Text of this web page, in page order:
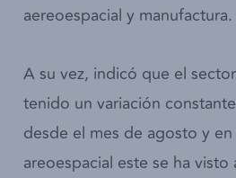
aereoespacial y manufactura.­­
A su vez, indicó que el
tenido un variación
desde el mes de agosto y
areoespacial este se ha